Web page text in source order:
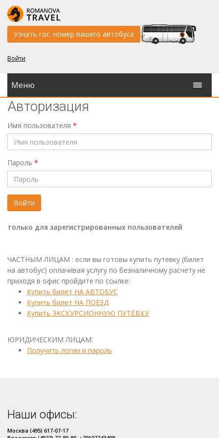
Узнать гос. номер вашего автобуса
Войти
Меню
Авторизация
Имя пользователя *
Пароль *
Войти
только для зарегистрированных пользователей
ЧАСТНЫМ ЛИЦАМ : если вы готовы купить путевку (билет
на автобус) оплачивая услугу по безналичному расчету не
приходя в офис пройдите по ссылке:
Купить билет НА АВТОБУС
Купить билет НА ПОЕЗД
Купить ЭКСКУРСИОННУЮ ПУТЁВКУ
ЮРИДИЧЕСКИМ ЛИЦАМ:
Получить логин и пароль
Наши офисы:
Москва (495) 617-07-17